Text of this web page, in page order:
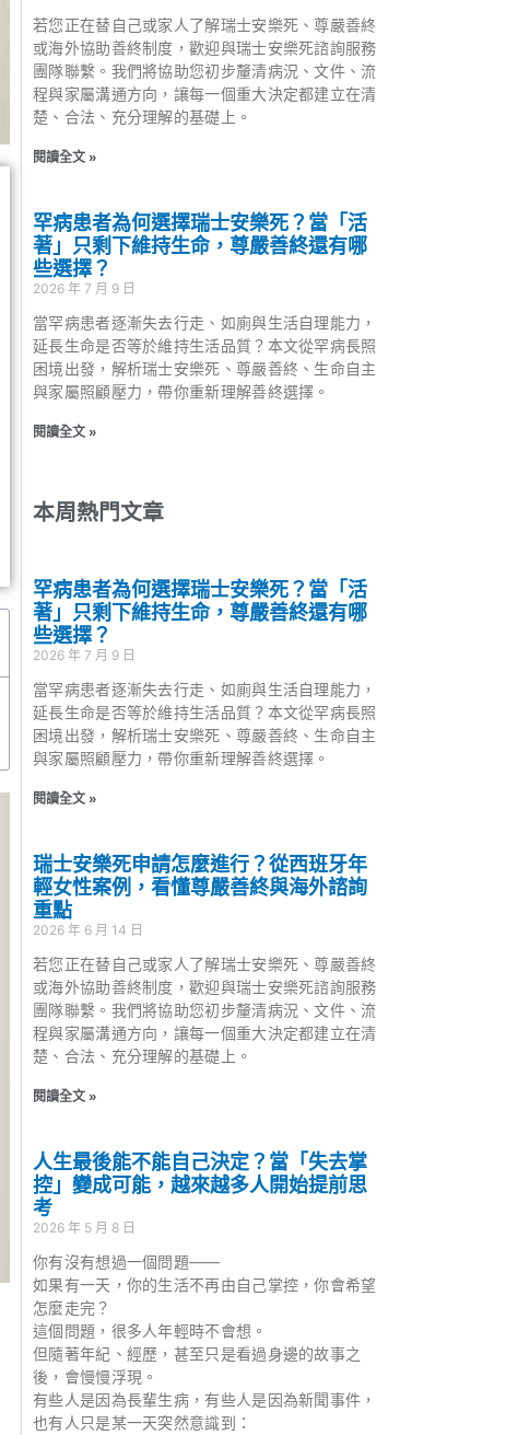
若您正在替自己或家人了解瑞士安樂死、尊嚴善終
或海外協助善終制度，歡迎與瑞士安樂死諮詢服務
團隊聯繫。我們將協助您初步釐清病況、文件、流
程與家屬溝通方向，讓每一個重大決定都建立在清
楚、合法、充分理解的基礎上。
閱讀全文 »
罕病患者為何選擇瑞士安樂死？當「活
著」只剩下維持生命，尊嚴善終還有哪
些選擇？
2026 年 7 月 9 日
當罕病患者逐漸失去行走、如廁與生活自理能力，
延長生命是否等於維持生活品質？本文從罕病長照
困境出發，解析瑞士安樂死、尊嚴善終、生命自主
與家屬照顧壓力，帶你重新理解善終選擇。
閱讀全文 »
本周熱門文章
罕病患者為何選擇瑞士安樂死？當「活
著」只剩下維持生命，尊嚴善終還有哪
些選擇？
2026 年 7 月 9 日
當罕病患者逐漸失去行走、如廁與生活自理能力，
延長生命是否等於維持生活品質？本文從罕病長照
困境出發，解析瑞士安樂死、尊嚴善終、生命自主
與家屬照顧壓力，帶你重新理解善終選擇。
閱讀全文 »
瑞士安樂死申請怎麼進行？從西班牙年
輕女性案例，看懂尊嚴善終與海外諮詢
重點
2026 年 6 月 14 日
若您正在替自己或家人了解瑞士安樂死、尊嚴善終
或海外協助善終制度，歡迎與瑞士安樂死諮詢服務
團隊聯繫。我們將協助您初步釐清病況、文件、流
程與家屬溝通方向，讓每一個重大決定都建立在清
楚、合法、充分理解的基礎上。
閱讀全文 »
人生最後能不能自己決定？當「失去掌
控」變成可能，越來越多人開始提前思
考
2026 年 5 月 8 日
你有沒有想過一個問題——
如果有一天，你的生活不再由自己掌控，你會希望
怎麼走完？
這個問題，很多人年輕時不會想。
但隨著年紀、經歷，甚至只是看過身邊的故事之
後，會慢慢浮現。
有些人是因為長輩生病，有些人是因為新聞事件，
也有人只是某一天突然意識到：